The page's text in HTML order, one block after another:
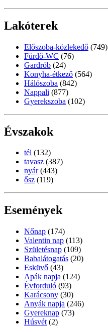
Lakóterek
Előszoba-közlekedő (749)
Fürdő-WC (76)
Gardrób (24)
Konyha-étkező (564)
Hálószoba (842)
Nappali (877)
Gyerekszoba (102)
Évszakok
tél (132)
tavasz (387)
nyár (443)
ősz (119)
Események
Nőnap (174)
Valentin nap (113)
Születésnap (109)
Babalátogatás (20)
Esküvő (43)
Apák napja (124)
Évforduló (93)
Karácsony (30)
Anyák napja (246)
Gyereknap (73)
Húsvét (2)